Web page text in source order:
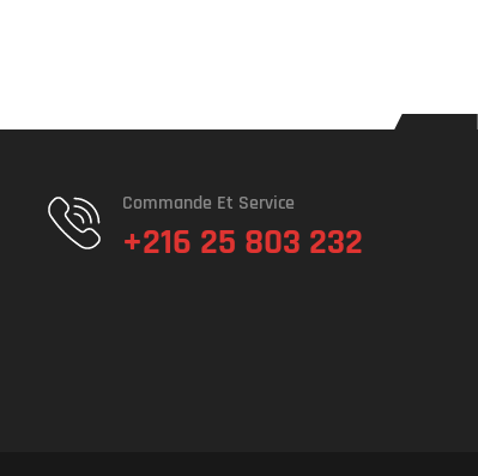
Commande Et Service
+216 25 803 232